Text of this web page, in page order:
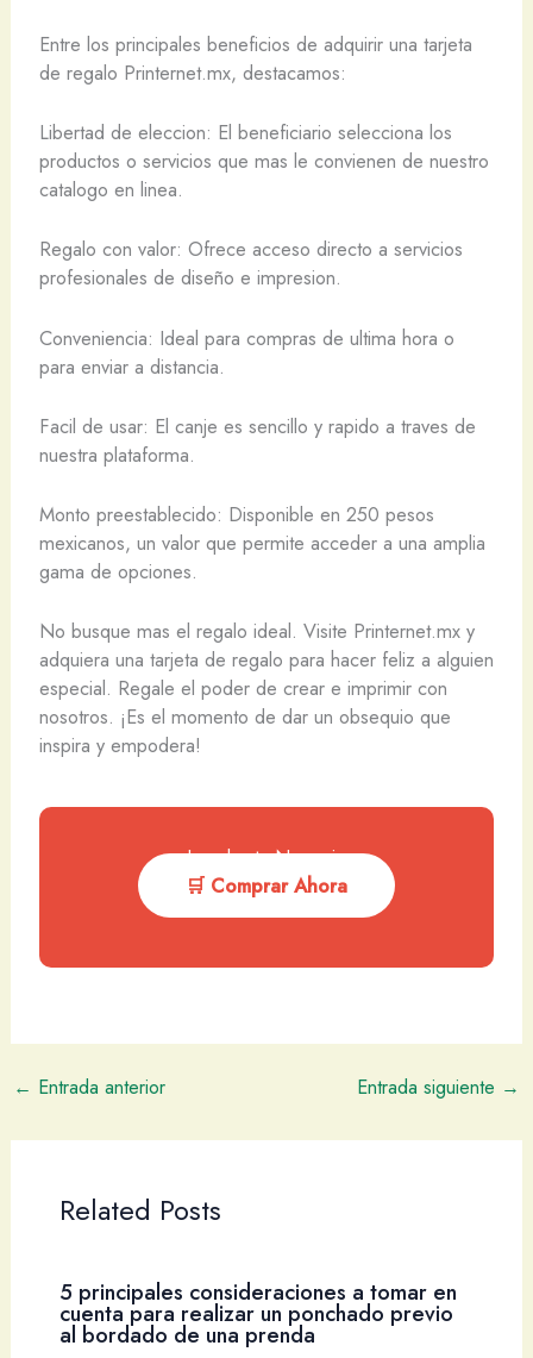
Entre los principales beneficios de adquirir una tarjeta
de regalo Printernet.mx, destacamos:
Libertad de eleccion: El beneficiario selecciona los
productos o servicios que mas le convienen de nuestro
catalogo en linea.
Regalo con valor: Ofrece acceso directo a servicios
profesionales de diseño e impresion.
Conveniencia: Ideal para compras de ultima hora o
para enviar a distancia.
Facil de usar: El canje es sencillo y rapido a traves de
nuestra plataforma.
Monto preestablecido: Disponible en 250 pesos
mexicanos, un valor que permite acceder a una amplia
gama de opciones.
No busque mas el regalo ideal. Visite Printernet.mx y
adquiera una tarjeta de regalo para hacer feliz a alguien
especial. Regale el poder de crear e imprimir con
nosotros. ¡Es el momento de dar un obsequio que
inspira y empodera!
Impulsa tu Negocio
🛒 Comprar Ahora
← Entrada anterior Entrada siguiente →
Related Posts
5 principales consideraciones a tomar en
cuenta para realizar un ponchado previo
al bordado de una prenda